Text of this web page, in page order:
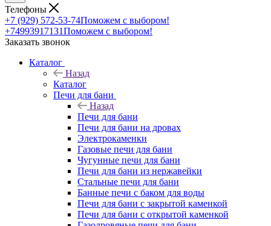
Телефоны
+7 (929) 572-53-74Поможем с выбором!
+74993917131Поможем с выбором!
Заказать звонок
Каталог
Назад
Каталог
Печи для бани
Назад
Печи для бани
Печи для бани на дровах
Электрокаменки
Газовые печи для бани
Чугунные печи для бани
Печи для бани из нержавейки
Стальные печи для бани
Банные печи с баком для воды
Печи для бани с закрытой каменкой
Печи для бани с открытой каменкой